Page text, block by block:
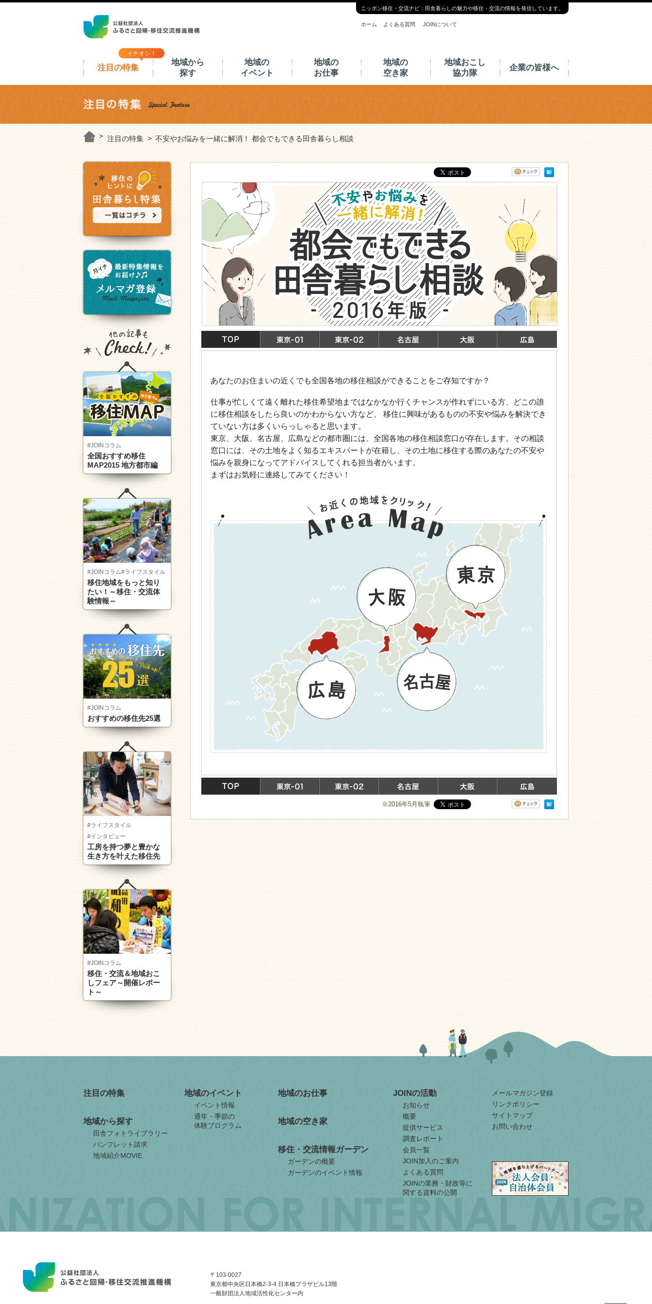
ニッポン移住・交流ナビ：田舎暮らしの魅力や移住・交流の情報を発信しています。
ホーム よくある質問 JOINについて
イチオシ！
注目の特集
地域から
探す
地域の
イベント
地域の
お仕事
地域の
空き家
地域おこし
協力隊
企業の皆様へ
注目の特集 不安やお悩みを一緒に解消！ 都会でもできる田舎暮らし相談
あなたのお住まいの近くでも全国各地の移住相談ができることをご存知ですか？
仕事が忙しくて遠く離れた移住希望地まではなかなか行くチャンスが作れずにいる方、どこの誰
に移住相談をしたら良いのかわからない方など、 移住に興味があるものの不安や悩みを解決でき
ていない方は多くいらっしゃると思います。
東京、大阪、名古屋、広島などの都市圏には、全国各地の移住相談窓口が存在します。その相談
窓口には、その土地をよく知るエキスパートが在籍し、その土地に移住する際のあなたの不安や
悩みを親身になってアドバイスしてくれる担当者がいます。
まずはお気軽に連絡してみてください！
東京
名古屋
大阪
広島
※2016年5月執筆
#JOINコラム
全国おすすめ移住
MAP2015 地方都市編
#JOINコラム#ライフスタイル
移住地域をもっと知り
たい！～移住・交流体
験情報～
#JOINコラム
おすすめの移住先25選
#ライフスタイル
#インタビュー
工房を持つ夢と豊かな
生き方を叶えた移住先
#JOINコラム
移住・交流＆地域おこ
しフェア～開催レポー
ト～
注目の特集
地域から探す
田舎フォトライブラリー
パンフレット請求
地域紹介MOVIE
地域のイベント
イベント情報
通年・季節の
体験プログラム
地域のお仕事
地域の空き家
移住・交流情報ガーデン
ガーデンの概要
ガーデンのイベント情報
JOINの活動
お知らせ
概要
提供サービス
調査レポート
会員一覧
JOIN加入のご案内
よくある質問
JOINの業務・財政等に
関する資料の公開
メールマガジン登録
リンクポリシー
サイトマップ
お問い合わせ
JAPAN
ORGANIZATION
INTERNAL
〒103-0027
東京都中央区日本橋2-3-4 日本橋プラザビル13階
一般財団法人地域活性化センター内